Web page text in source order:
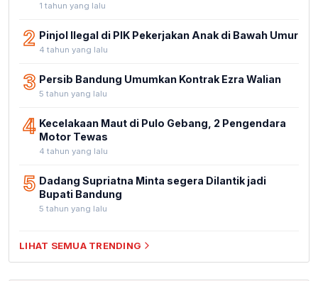
1 tahun yang lalu
2 Pinjol Ilegal di PIK Pekerjakan Anak di Bawah Umur
4 tahun yang lalu
3 Persib Bandung Umumkan Kontrak Ezra Walian
5 tahun yang lalu
4 Kecelakaan Maut di Pulo Gebang, 2 Pengendara
Motor Tewas
4 tahun yang lalu
5 Dadang Supriatna Minta segera Dilantik jadi
Bupati Bandung
5 tahun yang lalu
LIHAT SEMUA TRENDING